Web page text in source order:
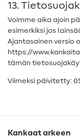
13.
Voimme aika ajoin
esimerkiksi jos
Ajantasainen versio
https://
tämän
Viimeksi päivitetty:
Kankaat arkeen